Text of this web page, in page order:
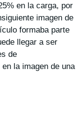
en la carga, por
imagen de
formaba parte
llegar a ser
de
la imagen de una